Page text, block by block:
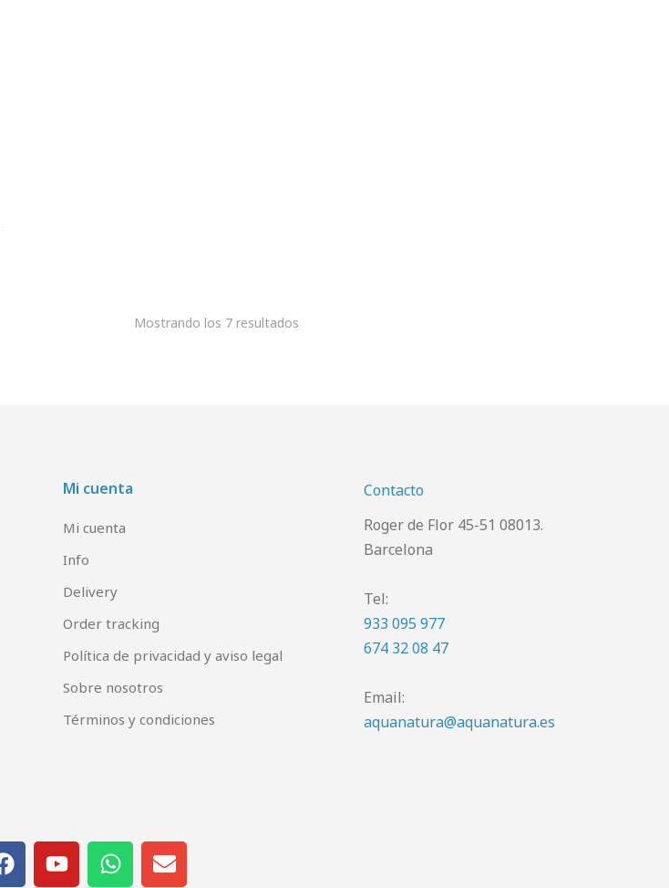
Mostrando los 7 resultados
Mi cuenta
Mi cuenta
Info
Delivery
Order tracking
Política de privacidad y aviso legal
Sobre nosotros
Términos y condiciones
Contacto
Roger de Flor 45-51 08013.
Barcelona
Tel:
933 095 977
674 32 08 47
Email:
aquanatura@aquanatura.es